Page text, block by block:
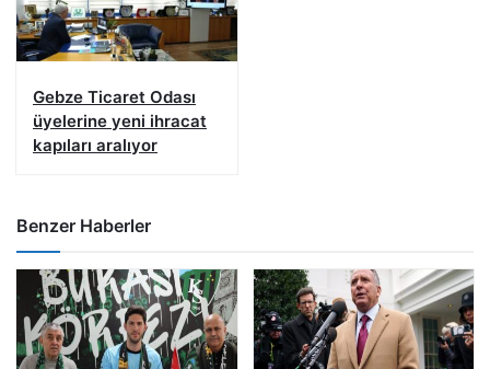
Gebze Ticaret Odası
üyelerine yeni ihracat
kapıları aralıyor
Benzer Haberler